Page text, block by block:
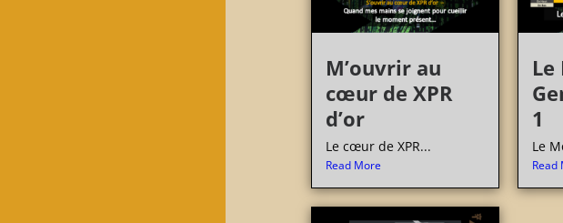
M’ouvrir au
cœur de XPR
d’or
Le cœur de XPR...
Read More
1
Le
Read